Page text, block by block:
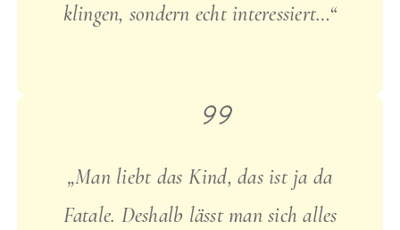
klingen, sondern echt interessiert…“
„Man liebt das Kind, das ist ja da
Fatale. Deshalb lässt man sich alles